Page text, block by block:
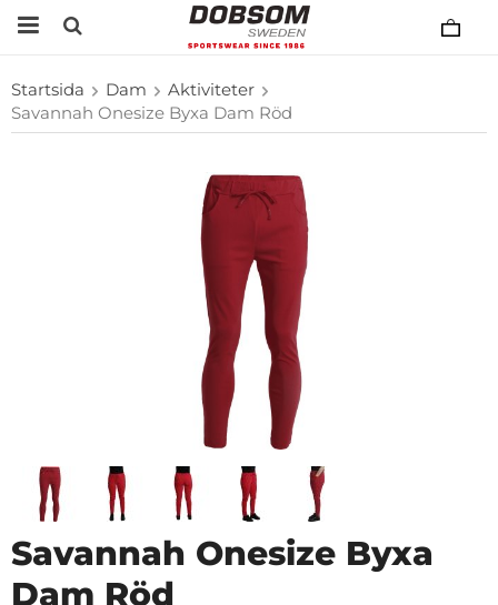
Startsida Dam
Aktiviteter
Savannah Onesize Byxa Dam Röd
Savannah Onesize Byxa
Dam Röd